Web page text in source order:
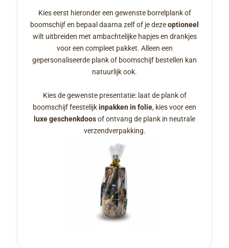
Kies eerst hieronder een gewenste borrelplank of
boomschijf en bepaal daarna zelf of je dezeoptioneel
wilt uitbreiden met ambachtelijke hapjes en drankjes
voor een compleet pakket. Alleen een
gepersonaliseerde plank of boomschijf bestellen kan
natuurlijk ook.
Kies de gewenste presentatie: laat de plank of
boomschijf feestelijkinpakken in folie, kies voor een
luxe geschenkdoosof ontvang de plank in neutrale
verzendverpakking.